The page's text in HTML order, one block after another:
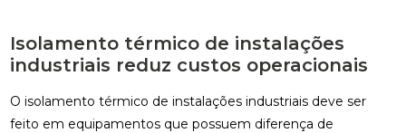
Isolamento térmico de instalações
industriais reduz custos operacionais
O isolamento térmico de instalações industriais deve ser
feito em equipamentos que possuem diferença de